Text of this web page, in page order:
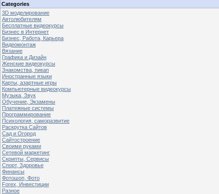
Categories
3D моделирование
Автолюбителям
Бесплатные видеокурсы
Бизнес в Интернет
Бизнес, Работа, Карьера
Видеомонтаж
Вязание
Графика и Дизайн
Женские видеокурсы
Знакомства, пикап
Иностранные языки
Карты, азартные игры
Компьютерные видеокурсы
Музыка, Звук
Обучение, Экзамены
Платежные системы
Программирование
Психология, саморазвитие
Раскрутка Сайтов
Cад и Огород
Сайтостроение
Своими руками
Сетевой маркетинг
Скрипты, Сервисы
Спорт, Здоровье
Финансы
Фотошоп, Фото
Forex, Инвестиции
Разное